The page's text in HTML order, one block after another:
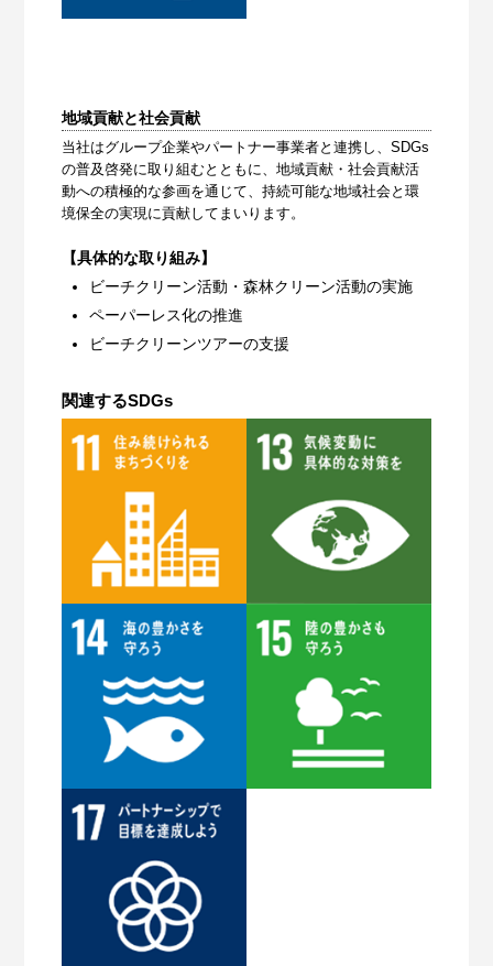
地域貢献と社会貢献
当社はグループ企業やパートナー事業者と連携し、SDGs
の普及啓発に取り組むとともに、地域貢献・社会貢献活
動への積極的な参画を通じて、持続可能な地域社会と環
境保全の実現に貢献してまいります。
【具体的な取り組み】
ビーチクリーン活動・森林クリーン活動の実施
ペーパーレス化の推進
ビーチクリーンツアーの支援
関連するSDGs